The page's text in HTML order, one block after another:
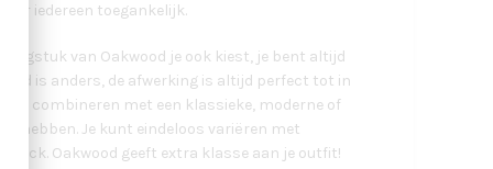
iedereen toegankelijk.
van Oakwood je ook kiest, je bent altijd
is anders, de afwerking is altijd perfect tot in
te combineren met een klassieke, moderne of
hebben. Je kunt eindeloos variëren met
jack. Oakwood geeft extra klasse aan je outfit!